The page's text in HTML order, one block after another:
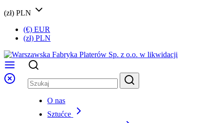
(zł) PLN
(€) EUR
(zł) PLN
O nas
Sztućce